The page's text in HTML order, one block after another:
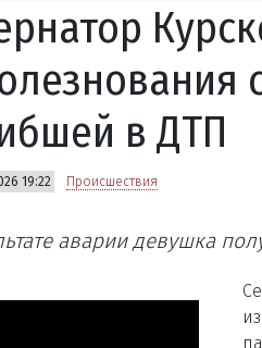
в ДТП
19:22 Происшествия
аварии девушка